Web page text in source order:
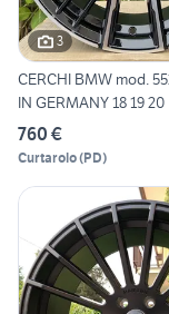
3
CERCHI BMW mod.
IN GERMANY 18 19 20
760 €
Curtarolo(PD)